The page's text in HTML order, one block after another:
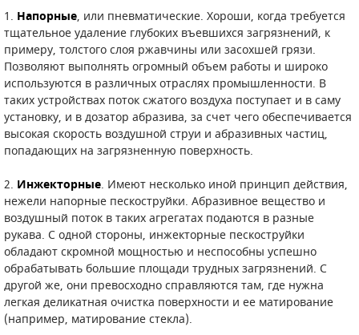
1. Напорные, или пневматические. Хороши, когда требуется
тщательное удаление глубоких въевшихся загрязнений, к
примеру, толстого слоя ржавчины или засохшей грязи.
Позволяют выполнять огромный объем работы и широко
используются в различных отраслях промышленности. В
таких устройствах поток сжатого воздуха поступает и в саму
установку, и в дозатор абразива, за счет чего обеспечивается
высокая скорость воздушной струи и абразивных частиц,
попадающих на загрязненную поверхность.
2. Инжекторные. Имеют несколько иной принцип действия,
нежели напорные пескоструйки. Абразивное вещество и
воздушный поток в таких агрегатах подаются в разные
рукава. С одной стороны, инжекторные пескоструйки
обладают скромной мощностью и неспособны успешно
обрабатывать большие площади трудных загрязнений. С
другой же, они превосходно справляются там, где нужна
легкая деликатная очистка поверхности и ее матирование
(например, матирование стекла).